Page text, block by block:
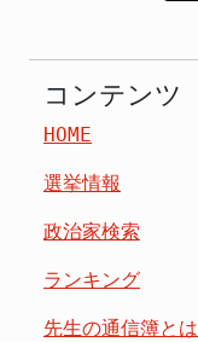
コンテンツ
HOME
選挙情報
政治家検索
ランキング
先生の通信簿とは